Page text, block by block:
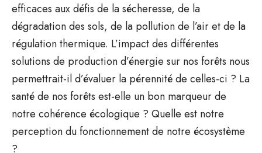
efficaces aux défis de la sécheresse, de la
dégradation des sols, de la pollution de l’air et de la
régulation thermique. L’impact des différentes
solutions de production d’énergie sur nos forêts nous
permettrait-il d’évaluer la pérennité de celles-ci ? La
santé de nos forêts est-elle un bon marqueur de
notre cohérence écologique ? Quelle est notre
perception du fonctionnement de notre écosystème
?